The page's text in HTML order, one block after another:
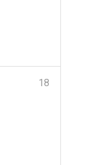
18